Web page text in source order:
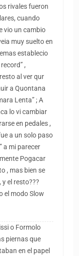
rivales fueron
cuando
vio un cambio
muy suelto en
establecio
,
al ver qur
a Quontana
Lenta” ; A
lo vi cambiar
en pedales ,
a un solo paso
a mi parecer
Pogacar
, mas bien se
el resto???
el modo Slow
o Formolo
piernas que
en el papel